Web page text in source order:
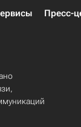
Пресс-